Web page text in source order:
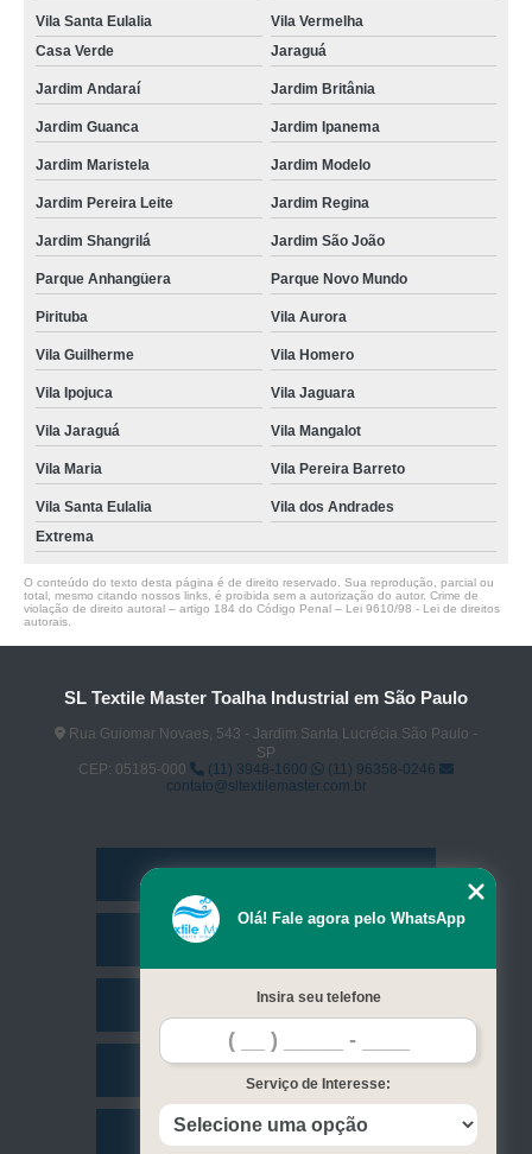
Vila Santa Eulalia
Vila Vermelha
Casa Verde
Jaraguá
Jardim Andaraí Jardim Britânia
Jardim Guanca Jardim Ipanema
Jardim Maristela Jardim Modelo
Jardim Pereira Leite Jardim Regina
Jardim Shangrilá Jardim São João
Parque Anhangüera Parque Novo Mundo
Pirituba Vila Aurora
Vila Guilherme Vila Homero
Vila Ipojuca Vila Jaguara
Vila Jaraguá Vila Mangalot
Vila Maria Vila Pereira Barreto
Vila Santa Eulalia
Vila dos Andrades
Extrema
O conteúdo do texto desta página é de direito reservado. Sua reprodução, parcial ou
total, mesmo citando nossos links, é proibida sem a autorização do autor. Crime de
violação de direito autoral – artigo 184 do Código Penal – Lei 9610/98 - Lei de direitos
autorais
SL Textile Master Toalha Industrial em São Paulo
Rua Guiomar Novaes, 543 - Jardim Santa Lucrécia São Paulo -
SP
CEP: 05185-000
(11) 3948-1600
(11) 96358-0246
contato@sltextilemaster.com.br
Missão
Contato
Olá! Fale agora pelo WhatsApp
Insira seu telefone
Serviço de Interesse: